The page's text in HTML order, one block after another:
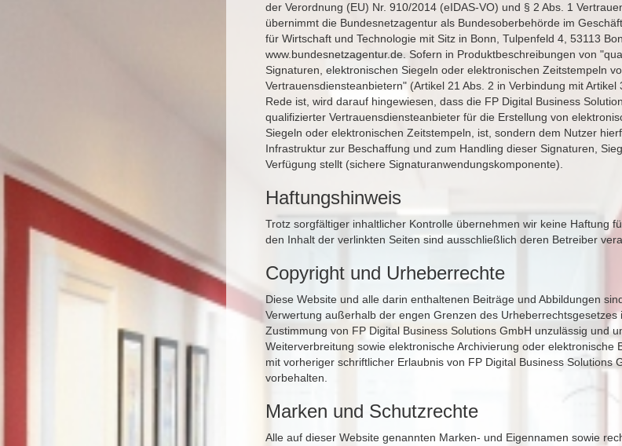
der Verordnung (EU) Nr. 910/2014 (eIDAS-VO) und § 2 Abs. 1
übernimmt die Bundesnetzagentur als Bundesoberbehörde im
für Wirtschaft und Technologie mit Sitz in Bonn, Tulpenfeld 4, 53113
www.bundesnetzagentur.de . Sofern in Produktbeschreibungen von
Signaturen, elektronischen Siegeln oder elektronischen Zeitstempeln
Vertrauensdiensteanbietern" (Artikel 21 Abs. 2 in Verbindung mit
Rede ist, wird darauf hingewiesen, dass die FP Digital Business
qualifizierter Vertrauensdiensteanbieter für die Erstellung von
Siegeln oder elektronischen Zeitstempeln, ist, sondern dem Nutzer
Infrastruktur zur Beschaffung und zum Handling dieser Signaturen,
Verfügung stellt (sichere Signaturanwendungskomponente).
Haftungshinweis
Trotz sorgfältiger inhaltlicher Kontrolle übernehmen wir keine Haftung
den Inhalt der verlinkten Seiten sind ausschließlich deren Betreiber
Copyright und Urheberrechte
Diese Website und alle darin enthaltenen Beiträge und Abbildungen
Verwertung außerhalb der engen Grenzen des
Zustimmung von FP Digital Business Solutions GmbH unzulässig und
Weiterverbreitung sowie elektronische Archivierung oder elektronische
mit vorheriger schriftlicher Erlaubnis von FP Digital Business Solutions
vorbehalten.
Marken und Schutzrechte
Alle auf dieser Website genannten Marken- und Eigennamen sowie